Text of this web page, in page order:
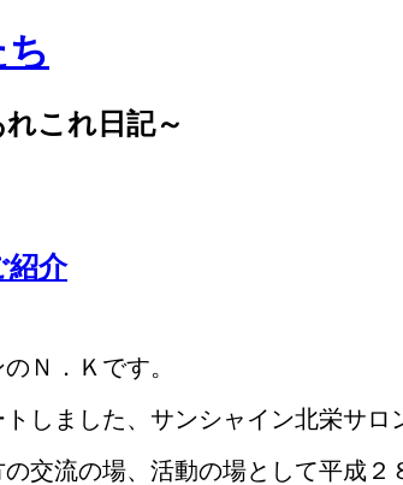
これ日記～
紹介
Ｎ．Ｋです。
しました、サンシャイン北栄サロ
交流の場、活動の場として平成